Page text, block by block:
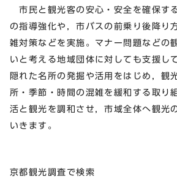
市民と観光客の安心・安全を確保す
の指導強化や，市バスの前乗り後降り
雑対策などを実施。マナー問題などの
いと考える地域団体に対しても支援し
隠れた名所の発掘や活用をはじめ，観
所・季節・時間の混雑を緩和する取り
活と観光を調和させ，市域全体へ観光
いきます。
京都観光調査で検索